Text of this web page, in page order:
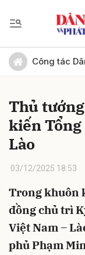
Công tác
Thủ
kiến
Lào
03/12/2025 18:53
Trong khuôn
đồng chủ trì
Việt Nam –
phủ Phạm
Gửi bình luận